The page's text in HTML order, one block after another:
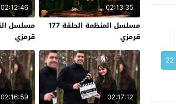
02:13:35
مسلسل المنظمة الحلقة 177
قرمزي
02:12:46
قرمزي
02:17:12
02:16:59